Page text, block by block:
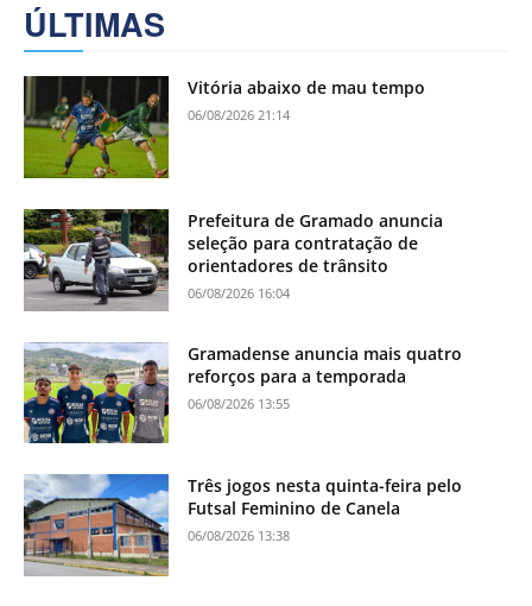
ÚLTIMAS
Vitória abaixo de mau tempo
06/08/2026 21:14
Prefeitura de Gramado anuncia
seleção para contratação de
orientadores de trânsito
06/08/2026 16:04
Gramadense anuncia mais quatro
reforços para a temporada
06/08/2026 13:55
Três jogos nesta quinta-feira pelo
Futsal Feminino de Canela
06/08/2026 13:38